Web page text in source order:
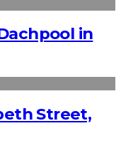
in
Street,